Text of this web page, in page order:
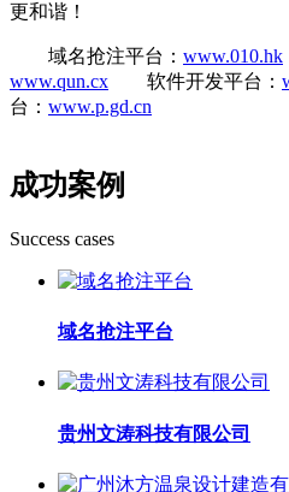
更和谐！
域名抢注平台： www.010.hk
www.qun.cx 软件开发平台：
台： www.p.gd.cn
成功案例
Success cases
域名抢注平台
贵州文涛科技有限公司